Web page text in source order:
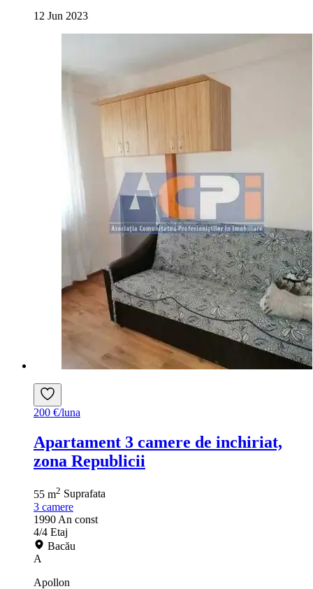
12 Jun 2023
200 €/luna
Apartament 3 camere de inchiriat,
zona Republicii
55 m2 Suprafata
3 camere
1990 An const
4/4 Etaj
Bacău
A
Apollon